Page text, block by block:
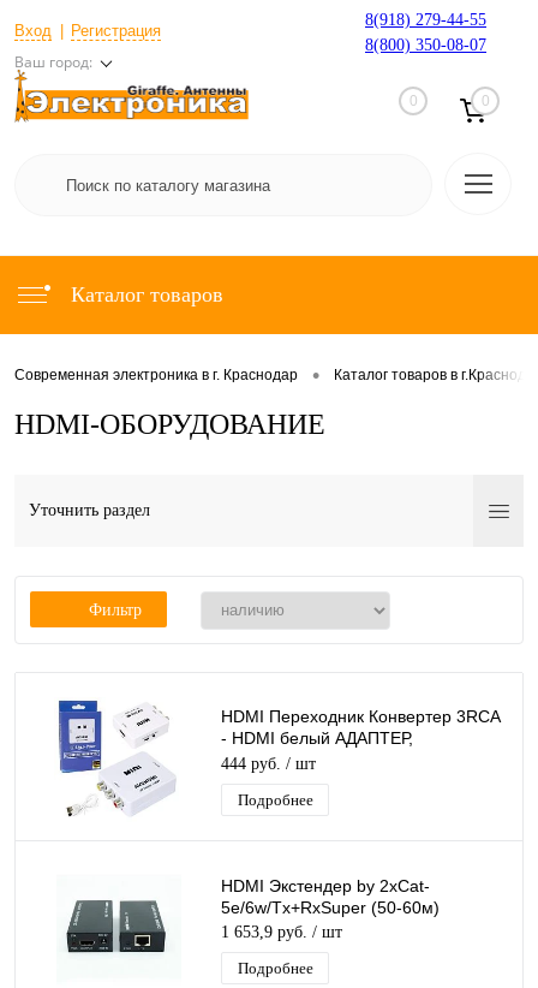
Вход Регистрация
Ваш город:
8(918) 279-44-55
8(800) 350-08-07
0 0
Каталог товаров
Современная электроника в г. Краснодар • Каталог товаров в
НDMI-ОБОРУДОВАНИЕ
Уточнить раздел
Фильтр
HDMI Переходник Конвертер 3RCA
- HDMI белый АДАПТЕР,
КОНВЕРТЕР, ПРЕОБРАЗОВАТЕЛЬ,
питание от USB
444 руб. / шт
Подробнее
HDMI Экстендер by 2xCat-
5e/6w/Tx+RxSuper (50-60м)
1 653,9 руб. / шт
Подробнее